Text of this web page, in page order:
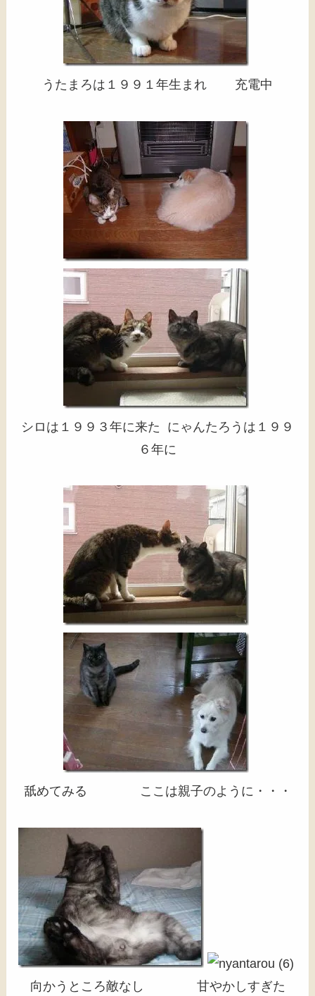
うたまろは１９９１年生まれ 充電中
シロは１９９３年に来た にゃんたろうは１９９
６年に
舐めてみる ここは親子のように・・・
向かうところ敵なし 甘やかしすぎた